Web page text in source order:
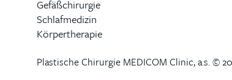
Gefäßchirurgie
Schlafmedizin
Körpertherapie
Plastische Chirurgie MEDICOM Clinic, a.s. ©